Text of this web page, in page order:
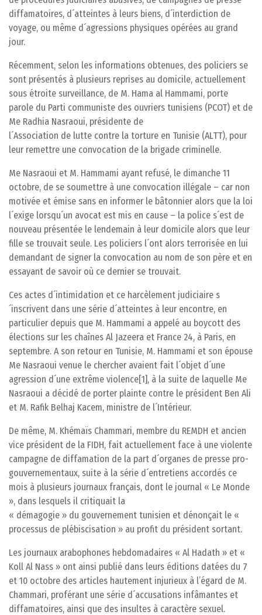
diffamatoires, d´atteintes à leurs biens, d´interdiction de
voyage, ou même d´agressions physiques opérées au grand
jour.
Récemment, selon les informations obtenues, des policiers se
sont présentés à plusieurs reprises au domicile, actuellement
sous étroite surveillance, de M. Hama al Hammami, porte
parole du Parti communiste des ouvriers tunisiens (PCOT) et de
Me Radhia Nasraoui, présidente de
l´Association de lutte contre la torture en Tunisie (ALTT), pour
leur remettre une convocation de la brigade criminelle.
Me Nasraoui et M. Hammami ayant refusé, le dimanche 11
octobre, de se soumettre à une convocation illégale – car non
motivée et émise sans en informer le bâtonnier alors que la loi
l´exige lorsqu´un avocat est mis en cause – la police s´est de
nouveau présentée le lendemain à leur domicile alors que leur
fille se trouvait seule. Les policiers l´ont alors terrorisée en lui
demandant de signer la convocation au nom de son père et en
essayant de savoir où ce dernier se trouvait.
Ces actes d´intimidation et ce harcèlement judiciaire s
´inscrivent dans une série d´atteintes à leur encontre, en
particulier depuis que M. Hammami a appelé au boycott des
élections sur les chaînes Al Jazeera et France 24, à Paris, en
septembre. A son retour en Tunisie, M. Hammami et son épouse
Me Nasraoui venue le chercher avaient fait l´objet d´une
agression d´une extrême violence[1], à la suite de laquelle Me
Nasraoui a décidé de porter plainte contre le président Ben Ali
et M. Rafik Belhaj Kacem, ministre de l´Intérieur.
De même, M. Khémaïs Chammari, membre du REMDH et ancien
vice président de la FIDH, fait actuellement face à une violente
campagne de diffamation de la part d´organes de presse pro-
gouvernementaux, suite à la série d´entretiens accordés ce
mois à plusieurs journaux français, dont le journal « Le Monde
», dans lesquels il critiquait la
« démagogie » du gouvernement tunisien et dénonçait le «
processus de plébiscisation » au profit du président sortant.
Les journaux arabophones hebdomadaires « Al Hadath » et «
Koll Al Nass » ont ainsi publié dans leurs éditions datées du 7
et 10 octobre des articles hautement injurieux à l’égard de M.
Chammari, proférant une série d´accusations infâmantes et
diffamatoires, ainsi que des insultes à caractère sexuel.